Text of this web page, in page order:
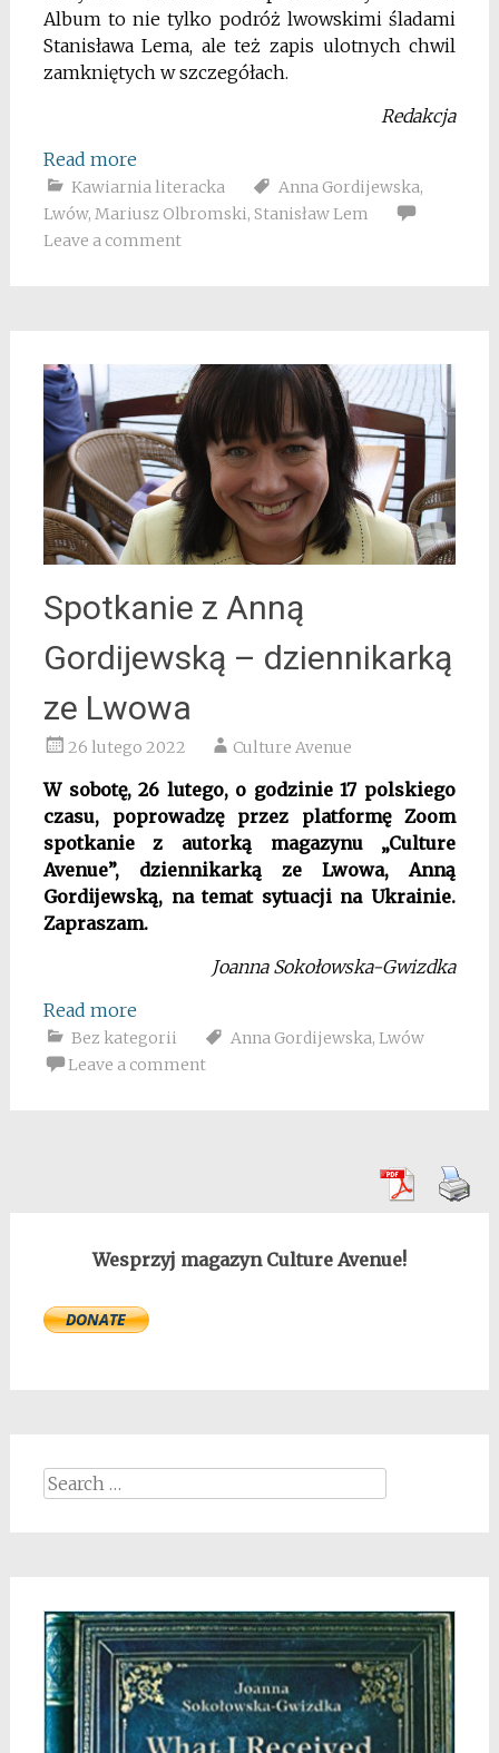
Album to nie tylko podróż lwowskimi śladami
Stanisława Lema, ale też zapis ulotnych chwil
zamkniętych w szczegółach.
Redakcja
Read more
Kawiarnia literacka Anna Gordijewska,
Lwów, Mariusz Olbromski, Stanisław Lem
Leave a comment
Spotkanie z Anną
Gordijewską – dziennikarką
ze Lwowa
26 lutego 2022 Culture Avenue
W sobotę, 26 lutego, o godzinie 17 polskiego
czasu, poprowadzę przez platformę Zoom
spotkanie z autorką magazynu „Culture
Avenue”, dziennikarką ze Lwowa, Anną
Gordijewską, na temat sytuacji na Ukrainie.
Zapraszam.
Joanna Sokołowska-Gwizdka
Read more
Bez kategorii Anna Gordijewska, Lwów
Leave a comment
Wesprzyj magazyn Culture Avenue!
Search
for: